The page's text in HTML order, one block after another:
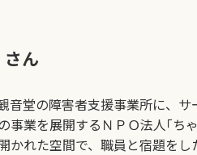
ん
堂の障害者支援事業所に、
事業を展開するＮＰＯ法人｢ち
れた空間で、職員と宿題をし